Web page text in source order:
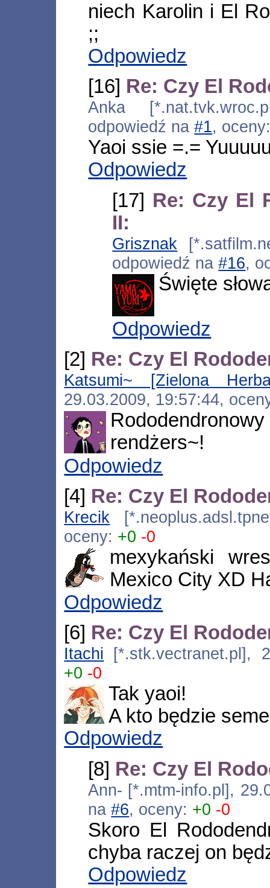
niech Karolin i El
;;
Odpowiedz
[16] Re: Czy El
Anka
odpowiedź na#1,
Yaoi ssie =.=
Odpowiedz
[17] Re: Czy El
II:
Grisznak
odpowiedź na#16,
Święte
Odpowiedz
[2] Re: Czy El
Katsumi~ [Zielona
29.03.2009, 19:57:44,
rendżers~!
Odpowiedz
[4] Re: Czy El
Krecik
oceny: +0 -0
mexykański
Mexico City XD
Odpowiedz
[6] Re: Czy El
Itachi [*.stk.vectranet.pl],
+0 -0
Tak yaoi!
A kto będzie
Odpowiedz
[8] Re: Czy El
Ann- [*.mtm-info.pl],
na#6, oceny: +0 -0
Skoro El
chyba raczej on
Odpowiedz